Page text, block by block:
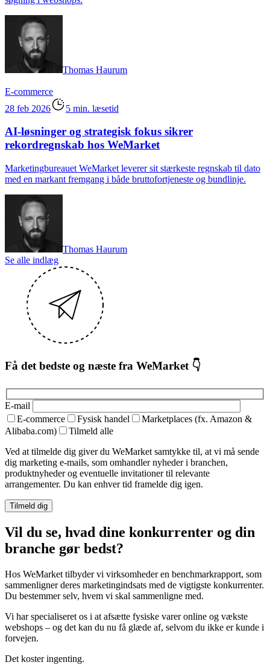
Thomas Haurum
E-commerce
28 feb 2026
5 min. læsetid
AI-løsninger og strategisk fokus sikrer
rekordregnskab hos WeMarket
Marketingbureauet WeMarket leverer sit stærkeste regnskab til dato
med en markant fremgang i både bruttofortjeneste og bundlinje.
Thomas Haurum
Se alle indlæg
Få det bedste og næste fra WeMarket 👇
E-mail
E-commerce
Fysisk handel
Marketplaces (fx. Amazon &
Alibaba.com)
Tilmeld alle
Ved at tilmelde dig giver du WeMarket samtykke til, at vi må sende
dig marketing e-mails, som omhandler nyheder i branchen,
produktnyheder og eventuelle invitationer til relevante
arrangementer. Du kan enhver tid framelde dig igen.
Vil du se, hvad dine konkurrenter og din
branche gør bedst?
Hos WeMarket tilbyder vi virksomheder en benchmarkrapport, som
sammenligner deres marketingindsats med de vigtigste konkurrenter.
Du bestemmer selv, hvem vi skal sammenligne med.
Vi har specialiseret os i at afsætte fysiske varer online og vækste
webshops – og det kan du nu få glæde af, selvom du ikke er kunde i
forvejen.
Det koster ingenting.